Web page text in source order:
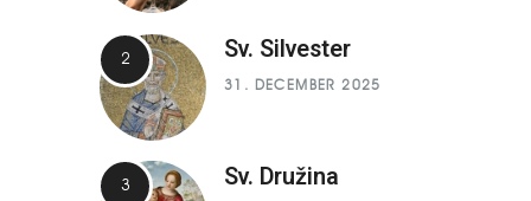
Sv. Silvester
31. DECEMBER 2025
Sv. Družina